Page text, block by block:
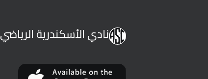
نادي الأسكندرية الرياضي